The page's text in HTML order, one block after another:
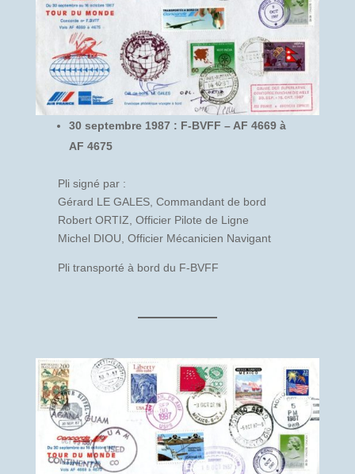
30 septembre 1987 : F-BVFF – AF 4669 à
AF 4675
Pli signé par :
Gérard LE GALES, Commandant de bord
Robert ORTIZ, Officier Pilote de Ligne
Michel DIOU, Officier Mécanicien Navigant
Pli transporté à bord du F-BVFF